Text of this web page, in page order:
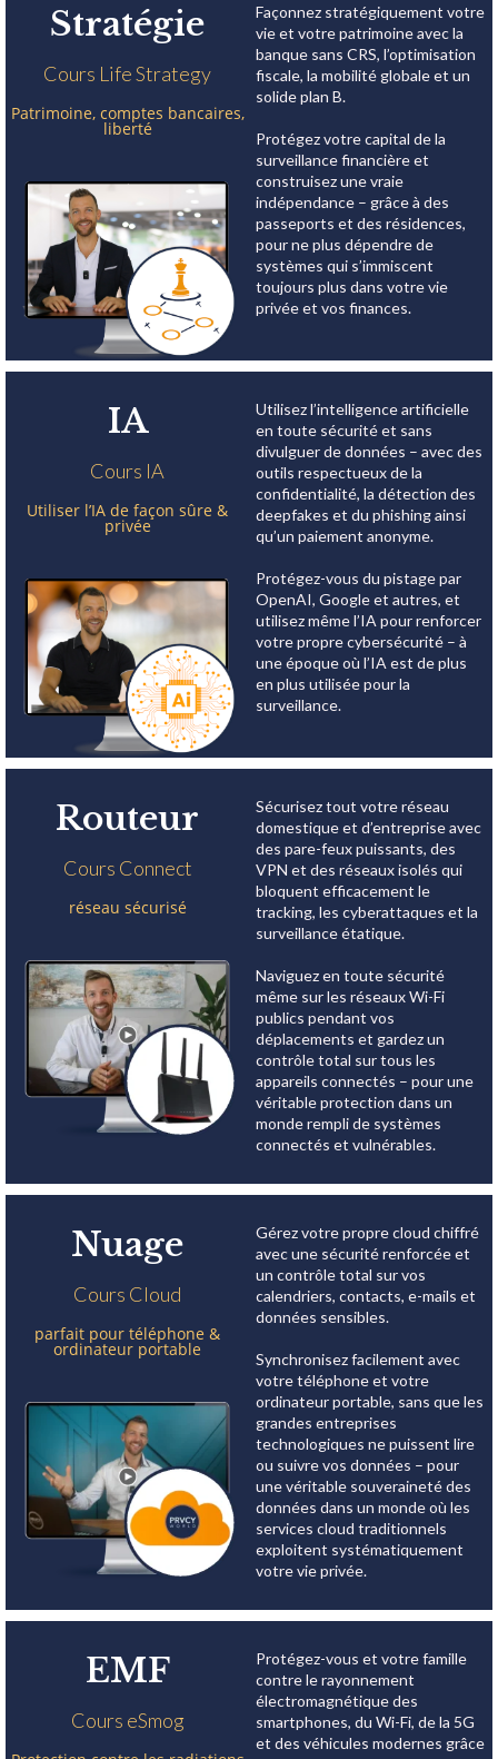
Stratégie
Cours Life Strategy
Patrimoine, comptes bancaires,
liberté
Façonnez stratégiquement votre
vie et votre patrimoine avec la
banque sans CRS, l’optimisation
fiscale, la mobilité globale et un
solide plan B.
Protégez votre capital de la
surveillance financière et
construisez une vraie
indépendance – grâce à des
passeports et des résidences,
pour ne plus dépendre de
systèmes qui s’immiscent
toujours plus dans votre vie
privée et vos finances.
IA
Cours IA
Utiliser l’IA de façon sûre &
privée
Utilisez l’intelligence artificielle
en toute sécurité et sans
divulguer de données – avec des
outils respectueux de la
confidentialité, la détection des
deepfakes et du phishing ainsi
qu’un paiement anonyme.
Protégez-vous du pistage par
OpenAI, Google et autres, et
utilisez même l’IA pour renforcer
votre propre cybersécurité – à
une époque où l’IA est de plus
en plus utilisée pour la
surveillance.
Routeur
Cours Connect
réseau sécurisé
Sécurisez tout votre réseau
domestique et d’entreprise avec
des pare-feux puissants, des
VPN et des réseaux isolés qui
bloquent efficacement le
tracking, les cyberattaques et la
surveillance étatique.
Naviguez en toute sécurité
même sur les réseaux Wi-Fi
publics pendant vos
déplacements et gardez un
contrôle total sur tous les
appareils connectés – pour une
véritable protection dans un
monde rempli de systèmes
connectés et vulnérables.
Nuage
Cours Cloud
parfait pour téléphone &
ordinateur portable
Gérez votre propre cloud chiffré
avec une sécurité renforcée et
un contrôle total sur vos
calendriers, contacts, e-mails et
données sensibles.
Synchronisez facilement avec
votre téléphone et votre
ordinateur portable, sans que les
grandes entreprises
technologiques ne puissent lire
ou suivre vos données – pour
une véritable souveraineté des
données dans un monde où les
services cloud traditionnels
exploitent systématiquement
votre vie privée.
EMF
Cours eSmog
Protégez-vous et votre famille
contre le rayonnement
électromagnétique des
smartphones, du Wi-Fi, de la 5G
et des véhicules modernes grâce